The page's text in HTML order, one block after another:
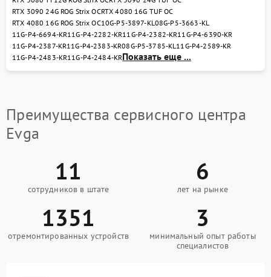
RTX 3090 24G ROG Strix OCRTX 4080 16G TUF OC
RTX 4080 16G ROG Strix OC10G-P5-3897-KL 08G-P5-3663-KL
11G-P4-6694-KR11G-P4-2282-KR11G-P4-2382-KR11G-P4-6390-KR
11G-P4-2387-KR11G-P4-2383-KR08G-P5-3785-KL 11G-P4-2589-KR
11G-P4-2483-KR11G-P4-2484-KRПоказать еще ...
Преимущества сервисного центра
Evga
11
сотрудников в штате
6
лет на рынке
1351
отремонтированных устройств
3
минимальный опыт работы
специалистов